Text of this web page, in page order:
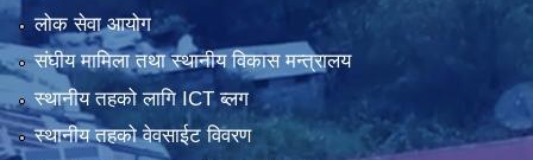
लोक सेवा आयोग
संघीय मामिला तथा स्थानीय विकास मन्त्रालय
स्थानीय तहको लागि ICT ब्लग
स्थानीय तहको वेवसाईट विवरण